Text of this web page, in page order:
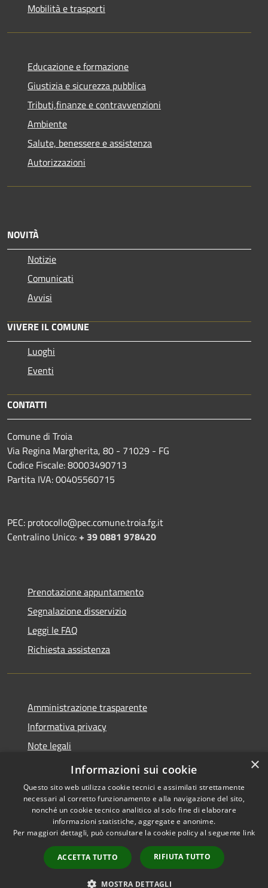
Mobilità e trasporti
Educazione e formazione
Giustizia e sicurezza pubblica
Tributi,finanze e contravvenzioni
Ambiente
Salute, benessere e assistenza
Autorizzazioni
NOVITÀ
Notizie
Comunicati
Avvisi
VIVERE IL COMUNE
Luoghi
Eventi
CONTATTI
Comune di Troia
Via Regina Margherita, 80 - 71029 - FG
Codice Fiscale: 80003490713
Partita IVA: 00405560715
PEC: protocollo@pec.comune.troia.fg.it
Centralino Unico:+ 39 0881 978420
Prenotazione appuntamento
Segnalazione disservizio
Leggi le FAQ
Richiesta assistenza
Amministrazione trasparente
Informativa privacy
Note legali
Dichiarazione di accessibilità
Accessibilità
Copyright © 2026 • Comune di
Troia • Powered by
Municipium•
Accesso
redazione
×
Informazioni sui cookie
Questo sito web utilizza cookie tecnici e assimilati strettamente
necessari al corretto funzionamento e alla navigazione del sito,
nonché un cookie tecnico analitico al solo fine di elaborare
informazioni statistiche, aggregate e anonime.
Per maggiori dettagli, può consultare la cookie policy al seguente link
ACCETTA TUTTO RIFIUTA TUTTO
MOSTRA DETTAGLI